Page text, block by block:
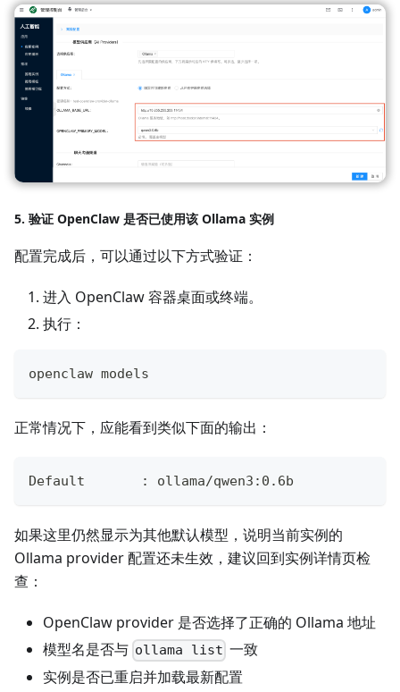
5. 验证 OpenClaw 是否已使用该 Ollama 实例
配置完成后，可以通过以下方式验证：
进入 OpenClaw 容器桌面或终端。
执行：
openclaw models
正常情况下，应能看到类似下面的输出：
Default       : ollama/qwen3:0.6b
如果这里仍然显示为其他默认模型，说明当前实例的
Ollama provider 配置还未生效，建议回到实例详情页检
查：
OpenClaw provider 是否选择了正确的 Ollama 地址
模型名是否与 ollama list 一致
实例是否已重启并加载最新配置